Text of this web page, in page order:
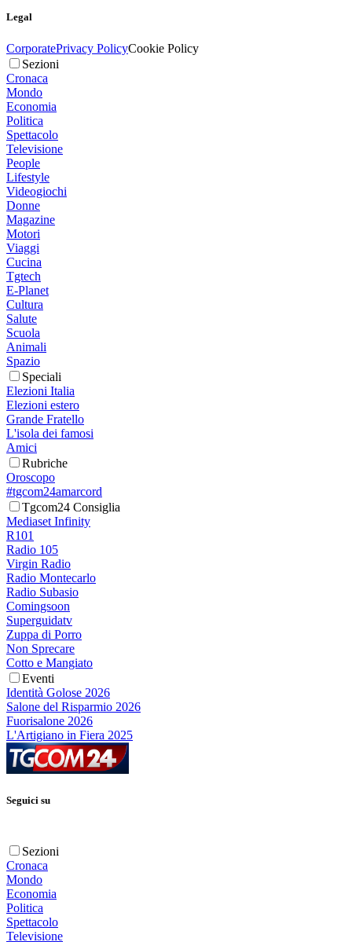
Legal
CorporatePrivacy PolicyCookie Policy
Sezioni
Cronaca
Mondo
Economia
Politica
Spettacolo
Televisione
People
Lifestyle
Videogiochi
Donne
Magazine
Motori
Viaggi
Cucina
Tgtech
E-Planet
Cultura
Salute
Scuola
Animali
Spazio
Speciali
Elezioni Italia
Elezioni estero
Grande Fratello
L'isola dei famosi
Amici
Rubriche
Oroscopo
#tgcom24amarcord
Tgcom24 Consiglia
Mediaset Infinity
R101
Radio 105
Virgin Radio
Radio Montecarlo
Radio Subasio
Comingsoon
Superguidatv
Zuppa di Porro
Non Sprecare
Cotto e Mangiato
Eventi
Identità Golose 2026
Salone del Risparmio 2026
Fuorisalone 2026
L'Artigiano in Fiera 2025
Seguici su
Sezioni
Cronaca
Mondo
Economia
Politica
Spettacolo
Televisione